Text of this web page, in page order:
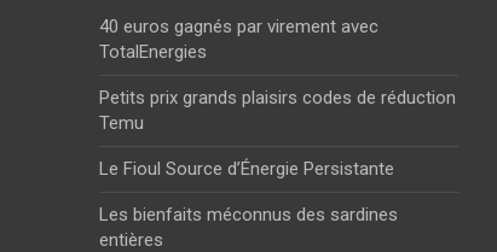
40 euros gagnés par virement avec
TotalEnergies
Petits prix grands plaisirs codes de réduction
Temu
Le Fioul Source d’Énergie Persistante
Les bienfaits méconnus des sardines
entières